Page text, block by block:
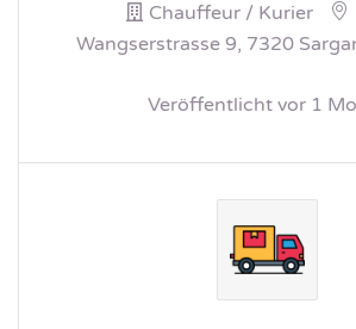
Chauffeur / Kurier
Wangserstrasse 9, 7320
Veröffentlicht vor 1